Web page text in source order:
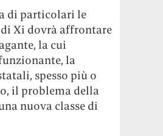
di particolari le
Xi dovrà affrontare
la cui
la
spesso più o
il problema della
nuova classe di